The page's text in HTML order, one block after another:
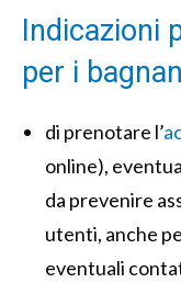
Indicazioni
per i
di prenotare l’
online),
da prevenire
utenti, anche
eventuali